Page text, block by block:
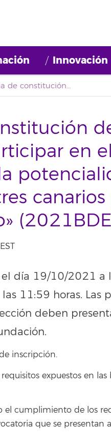
Innovación
Convocatoria de constitución de una bolsa de empleo para participar en el proyecto “Cuantificación de la potencialidad de los ecosistemas terrestres canarios para la captura de carbono» (2021BDE065)
en
canarios
día 19/10/2021 a
11:59 horas. Las
deben
inscripción.
expuestos en
cumplimiento de los
que se presentan